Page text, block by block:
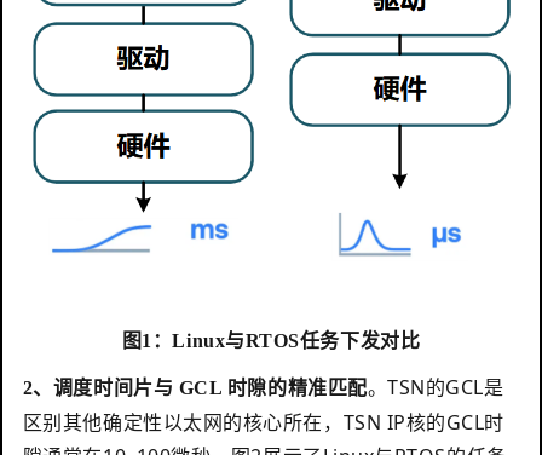
图1：Linux与RTOS任务下发对比
2、调度时间片与 GCL 时隙的精准匹配。TSN的GCL是
区别其他确定性以太网的核心所在，TSN IP核的GCL时